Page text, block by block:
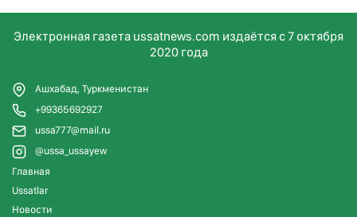
Электронная газета ussatnews.com издаётся с 7 октября
2020 года
Ашхабад, Туркменистан
+99365692927
ussa777@mail.ru
@ussa_ussayew
Главная
Ussatlar
Новости